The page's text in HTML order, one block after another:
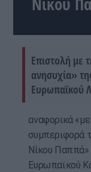
Επιστολή με
ανησυχία»
Ευρωπαϊκού
αναφορικά
συμπεριφορά
Νίκου Παππά»
Ευρωπαϊκού